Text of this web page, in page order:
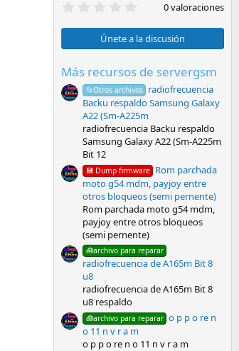
0
0
e
t
r
e
l
l
a
(
s
0 valoraciones
Únete a la discusión
Más recursos de servergsm
📂Otros archivos radiofrecuencia
Backu respaldo Samsung Galaxy
A22 (Sm-A225m
radiofrecuencia Backu respaldo
Samsung Galaxy A22 (Sm-A225m
Bit 12
💾 Dump firmware Rom parchada
moto g54 mdm, payjoy entre
otros bloqueos (semi pernente)
Rom parchada moto g54 mdm,
payjoy entre otros bloqueos
(semi pernente)
🧰archivo para reparar
radiofrecuencia de A165m Bit 8
u8
radiofrecuencia de A165m Bit 8
u8 respaldo
🧰archivo para reparar o p p o re n
o 11 n v r a m
o p p o re n o 11 n v r a m